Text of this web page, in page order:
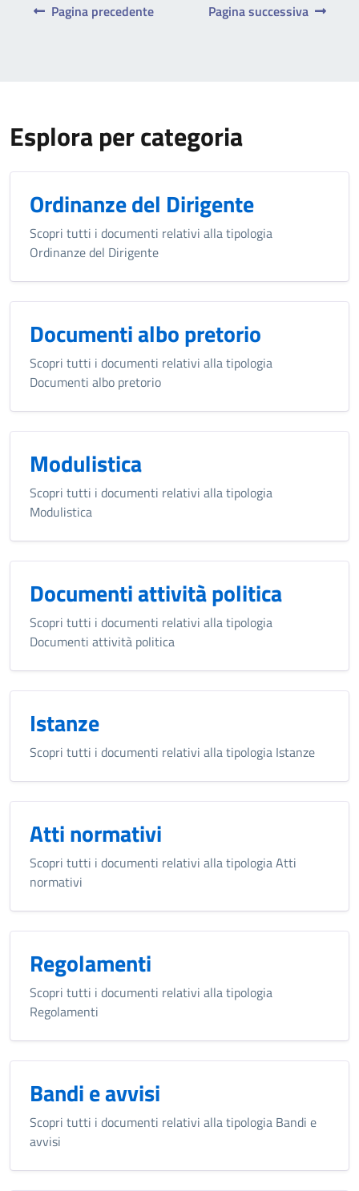
Pagina precedente Pagina successiva
Esplora per categoria
Ordinanze del Dirigente
Scopri tutti i documenti relativi alla tipologia
Ordinanze del Dirigente
Documenti albo pretorio
Scopri tutti i documenti relativi alla tipologia
Documenti albo pretorio
Modulistica
Scopri tutti i documenti relativi alla tipologia
Modulistica
Documenti attività politica
Scopri tutti i documenti relativi alla tipologia
Documenti attività politica
Istanze
Scopri tutti i documenti relativi alla tipologia Istanze
Atti normativi
Scopri tutti i documenti relativi alla tipologia Atti
normativi
Regolamenti
Scopri tutti i documenti relativi alla tipologia
Regolamenti
Bandi e avvisi
Scopri tutti i documenti relativi alla tipologia Bandi e
avvisi